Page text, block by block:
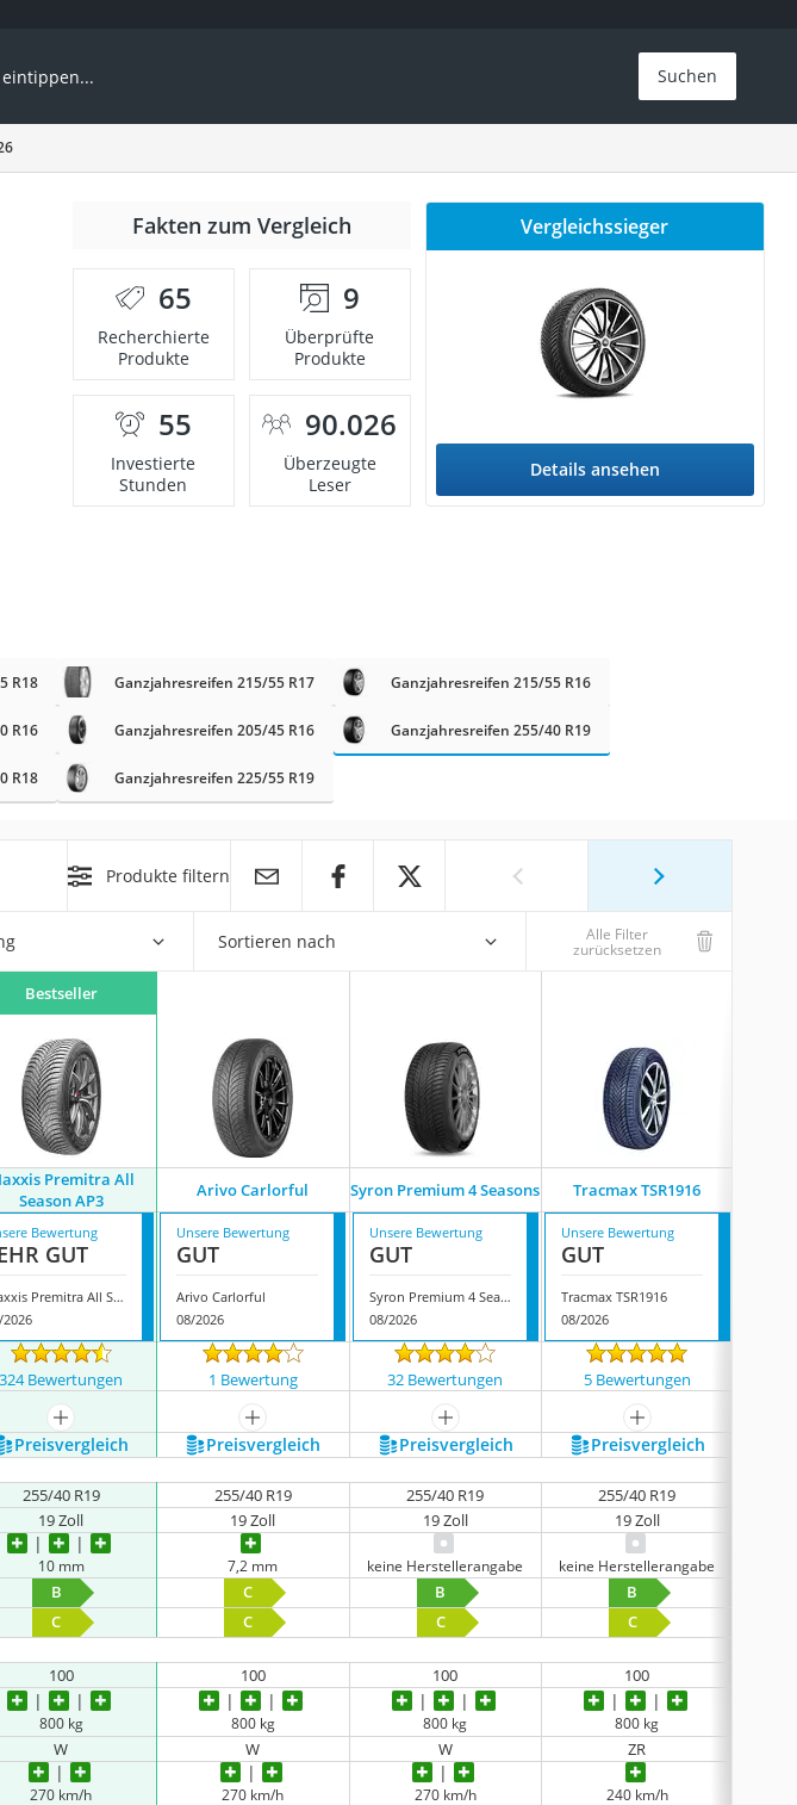
Suchen
Fakten zum Vergleich
65
Recherchierte
Produkte
9
Überprüfte
Produkte
55
Investierte
Stunden
90.026
Überzeugte
Leser
Vergleichssieger
Details ansehen
R18 Ganzjahresreifen 215/55 R17 Ganzjahresreifen 215/55 R16
R16 Ganzjahresreifen 205/45 R16 Ganzjahresreifen 255/40 R19
R18 Ganzjahresreifen 225/55 R19
Produkte filtern
Sortieren nach Alle Filter
zurücksetzen
Bestseller
Premitra All
Season AP3
Arivo Carlorful Syron Premium 4 Seasons Tracmax ‎TSR1916
Bewertung
GUT
Maxxis Premitra All Season AP3
2026
Unsere Bewertung
GUT
Arivo Carlorful
08/2026
Unsere Bewertung
GUT
Syron Premium 4 Seasons
08/2026
Unsere Bewertung
GUT
Tracmax ‎TSR1916
08/2026
324 Bewertungen 1 Bewertung 32 Bewertungen 5 Bewertungen
mehr anzeigen mehr anzeigen mehr anzeigen
mehr anzeigen
Preis­vergleich Preis­vergleich Preis­vergleich Preis­vergleich
255/40 R19 255/40 R19 255/40 R19 255/40 R19
19 Zoll 19 Zoll 19 Zoll
19 Zoll
10 mm 7,2 mm keine Herstellerangabe keine Herstellerangabe
B C B
B
C C C
C
100 100 100
100
800 kg 800 kg 800 kg 800 kg
W W W
ZR
270 km/h 270 km/h 270 km/h 240 km/h